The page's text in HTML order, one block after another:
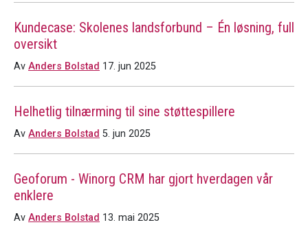
Kundecase: Skolenes landsforbund – Én løsning, full
oversikt
Av Anders Bolstad 17. jun 2025
Helhetlig tilnærming til sine støttespillere
Av Anders Bolstad 5. jun 2025
Geoforum - Winorg CRM har gjort hverdagen vår
enklere
Av Anders Bolstad 13. mai 2025